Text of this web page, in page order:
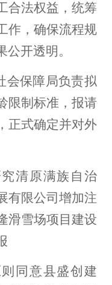
合法权益，统筹
作，确保流程规
开透明。
会保障局负责拟
限制标准，报请
正式确定并对外
清原满族自治
有限公司增加注
滑雪场项目建设
则同意县盛创建